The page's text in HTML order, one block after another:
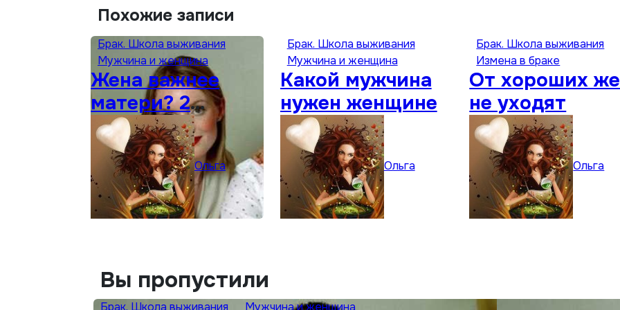
Похожие записи
Брак. Школа выживания
Мужчина и женщина
Жена важнее
матери? 2
простые вещи…
Ольга
Брак. Школа выживания
Мужчина и женщина
Какой мужчина
нужен женщине
Ольга
Брак. Школа выживания
Измена в браке
От хороших
не уходят
Ольга
Вы пропустили
Брак. Школа выживания Мужчина и женщина